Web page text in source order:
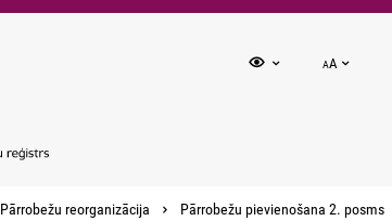
AA
Pārrobežu reorganizācija Pārrobežu pievienošana 2. posms